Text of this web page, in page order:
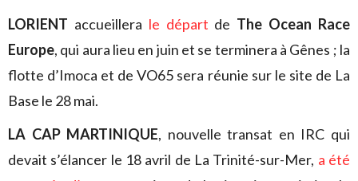
LORIENT accueillera le départ de The Ocean Race
Europe, qui aura lieu en juin et se terminera à Gênes ; la
flotte d’Imoca et de VO65 sera réunie sur le site de La
Base le 28 mai.
LA CAP MARTINIQUE, nouvelle transat en IRC qui
devait s’élancer le 18 avril de La Trinité-sur-Mer, a été